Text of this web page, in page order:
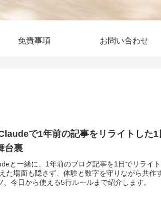
免責事項 お問い合わせ
で1年前の記事をリライトした1
台裏
と一緒に、1年前のブログ記事を1日でリライ
た場面も隠さず、体験と数字を守りながら共作
、今日から使える5行ルールまで紹介します。